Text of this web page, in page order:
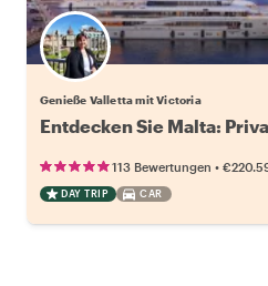
Genieße Valletta mit Victoria
Entdecken Sie Malta:
113 Bewertungen •
DAY TRIP CAR